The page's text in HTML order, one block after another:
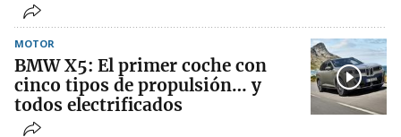
MOTOR
BMW X5: El primer coche con
cinco tipos de propulsión… y
todos electrificados